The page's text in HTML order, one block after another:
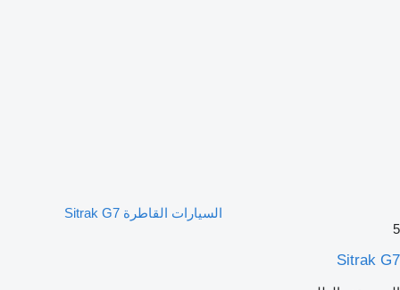
السيارات القاطرة Sitrak G7
5
Sitrak G7